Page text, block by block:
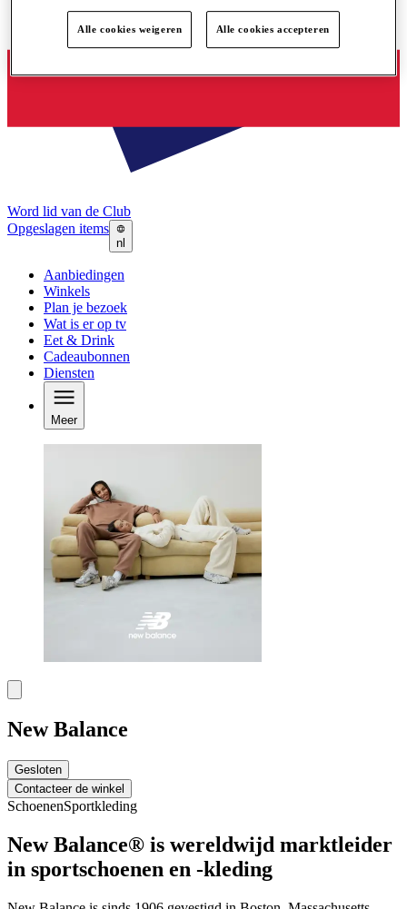
Word lid van de Club
Opgeslagen items
nl
Aanbiedingen
Winkels
Plan je bezoek
Wat is er op tv
Eet & Drink
Cadeaubonnen
Diensten
Meer
New Balance
Gesloten
Contacteer de winkel
SchoenenSportkleding
New Balance® is wereldwijd marktleider
in sportschoenen en -kleding
Alle cookies weigeren Alle cookies accepteren